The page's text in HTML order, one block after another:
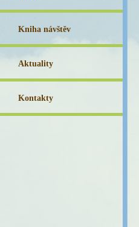
Kniha návštěv
Aktuality
Kontakty